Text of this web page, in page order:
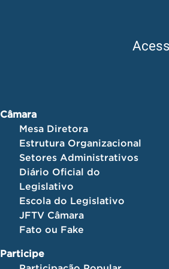
Câmara
Mesa Diretora
Estrutura Organizacional
Setores Administrativos
Diário Oficial do
Legislativo
Escola do Legislativo
JFTV Câmara
Fato ou Fake
Participe